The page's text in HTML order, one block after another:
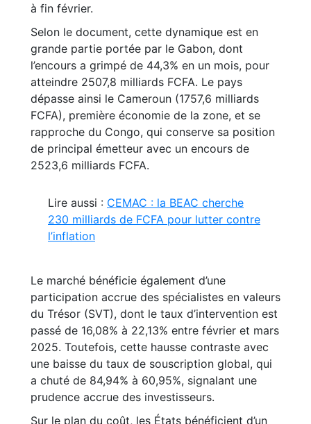
à fin février.
Selon le document, cette dynamique est en
grande partie portée par le Gabon, dont
l’encours a grimpé de 44,3% en un mois, pour
atteindre 2507,8 milliards FCFA. Le pays
dépasse ainsi le Cameroun (1757,6 milliards
FCFA), première économie de la zone, et se
rapproche du Congo, qui conserve sa position
de principal émetteur avec un encours de
2523,6 milliards FCFA.
Lire aussi : CEMAC : la BEAC cherche
230 milliards de FCFA pour lutter contre
l’inflation
Le marché bénéficie également d’une
participation accrue des spécialistes en valeurs
du Trésor (SVT), dont le taux d’intervention est
passé de 16,08% à 22,13% entre février et mars
2025. Toutefois, cette hausse contraste avec
une baisse du taux de souscription global, qui
a chuté de 84,94% à 60,95%, signalant une
prudence accrue des investisseurs.
Sur le plan du coût, les États bénéficient d’un